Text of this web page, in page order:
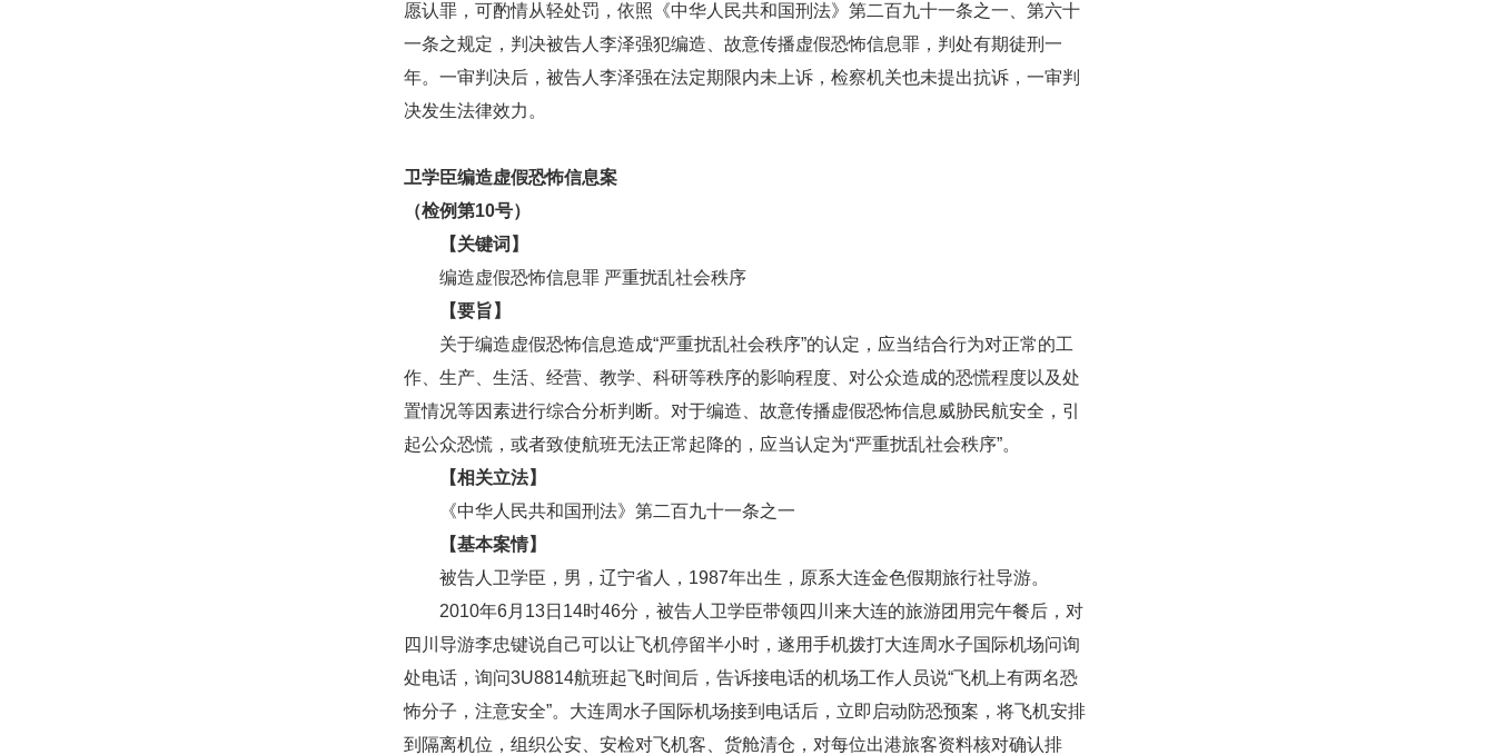
愿认罪，可酌情从轻处罚，依照《中华人民共和国刑法》第二百九十一条之一、第六十
一条之规定，判决被告人李泽强犯编造、故意传播虚假恐怖信息罪，判处有期徒刑一
年。一审判决后，被告人李泽强在法定期限内未上诉，检察机关也未提出抗诉，一审判
决发生法律效力。
卫学臣编造虚假恐怖信息案
（检例第10号）
【关键词】
编造虚假恐怖信息罪 严重扰乱社会秩序
【要旨】
关于编造虚假恐怖信息造成“严重扰乱社会秩序”的认定，应当结合行为对正常的工
作、生产、生活、经营、教学、科研等秩序的影响程度、对公众造成的恐慌程度以及处
置情况等因素进行综合分析判断。对于编造、故意传播虚假恐怖信息威胁民航安全，引
起公众恐慌，或者致使航班无法正常起降的，应当认定为“严重扰乱社会秩序”。
【相关立法】
《中华人民共和国刑法》第二百九十一条之一
【基本案情】
被告人卫学臣，男，辽宁省人，1987年出生，原系大连金色假期旅行社导游。
2010年6月13日14时46分，被告人卫学臣带领四川来大连的旅游团用完午餐后，对
四川导游李忠键说自己可以让飞机停留半小时，遂用手机拨打大连周水子国际机场问询
处电话，询问3U8814航班起飞时间后，告诉接电话的机场工作人员说“飞机上有两名恐
怖分子，注意安全”。大连周水子国际机场接到电话后，立即启动防恐预案，将飞机安排
到隔离机位，组织公安、安检对飞机客、货舱清仓，对每位出港旅客资料核对确认排